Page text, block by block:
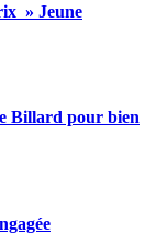
» Jeune
Billard pour bien